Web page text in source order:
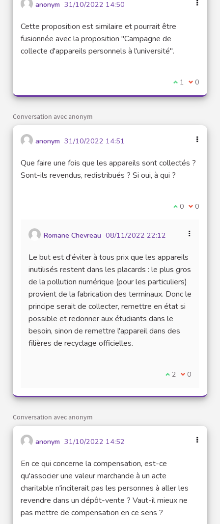
anonym 31/10/2022 14:50
Cette proposition est similaire et pourrait être
fusionnée avec la proposition "Campagne de
collecte d'appareils personnels à l'université".
Je suis
1 Je ne
0
Conversation avec anonym
anonym 31/10/2022 14:51
Que faire une fois que les appareils sont collectés ?
Sont-ils revendus, redistribués ? Si oui, à qui ?
Je suis
0 Je ne
0
Romane Chevreau 08/11/2022 22:12
Le but est d'éviter à tous prix que les appareils
inutilisés restent dans les placards : le plus gros
de la pollution numérique (pour les particuliers)
provient de la fabrication des terminaux. Donc le
principe serait de collecter, remettre en état si
possible et redonner aux étudiants dans le
besoin, sinon de remettre l'appareil dans des
filières de recyclage officielles.
Je suis d'accord
2 Je ne suis
0
Conversation avec anonym
anonym 31/10/2022 14:52
En ce qui concerne la compensation, est-ce
qu'associer une valeur marchande à un acte
charitable n'inciterait pas les personnes à aller les
revendre dans un dépôt-vente ? Vaut-il mieux ne
pas mettre de compensation en ce sens ?